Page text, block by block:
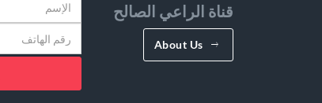
قناة الراعي الصالح
About Us